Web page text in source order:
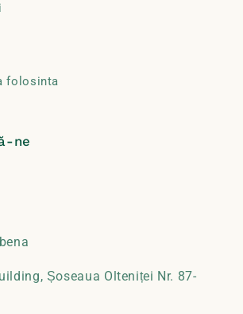
folosinta
ne
Șoseaua Olteniței Nr. 87-